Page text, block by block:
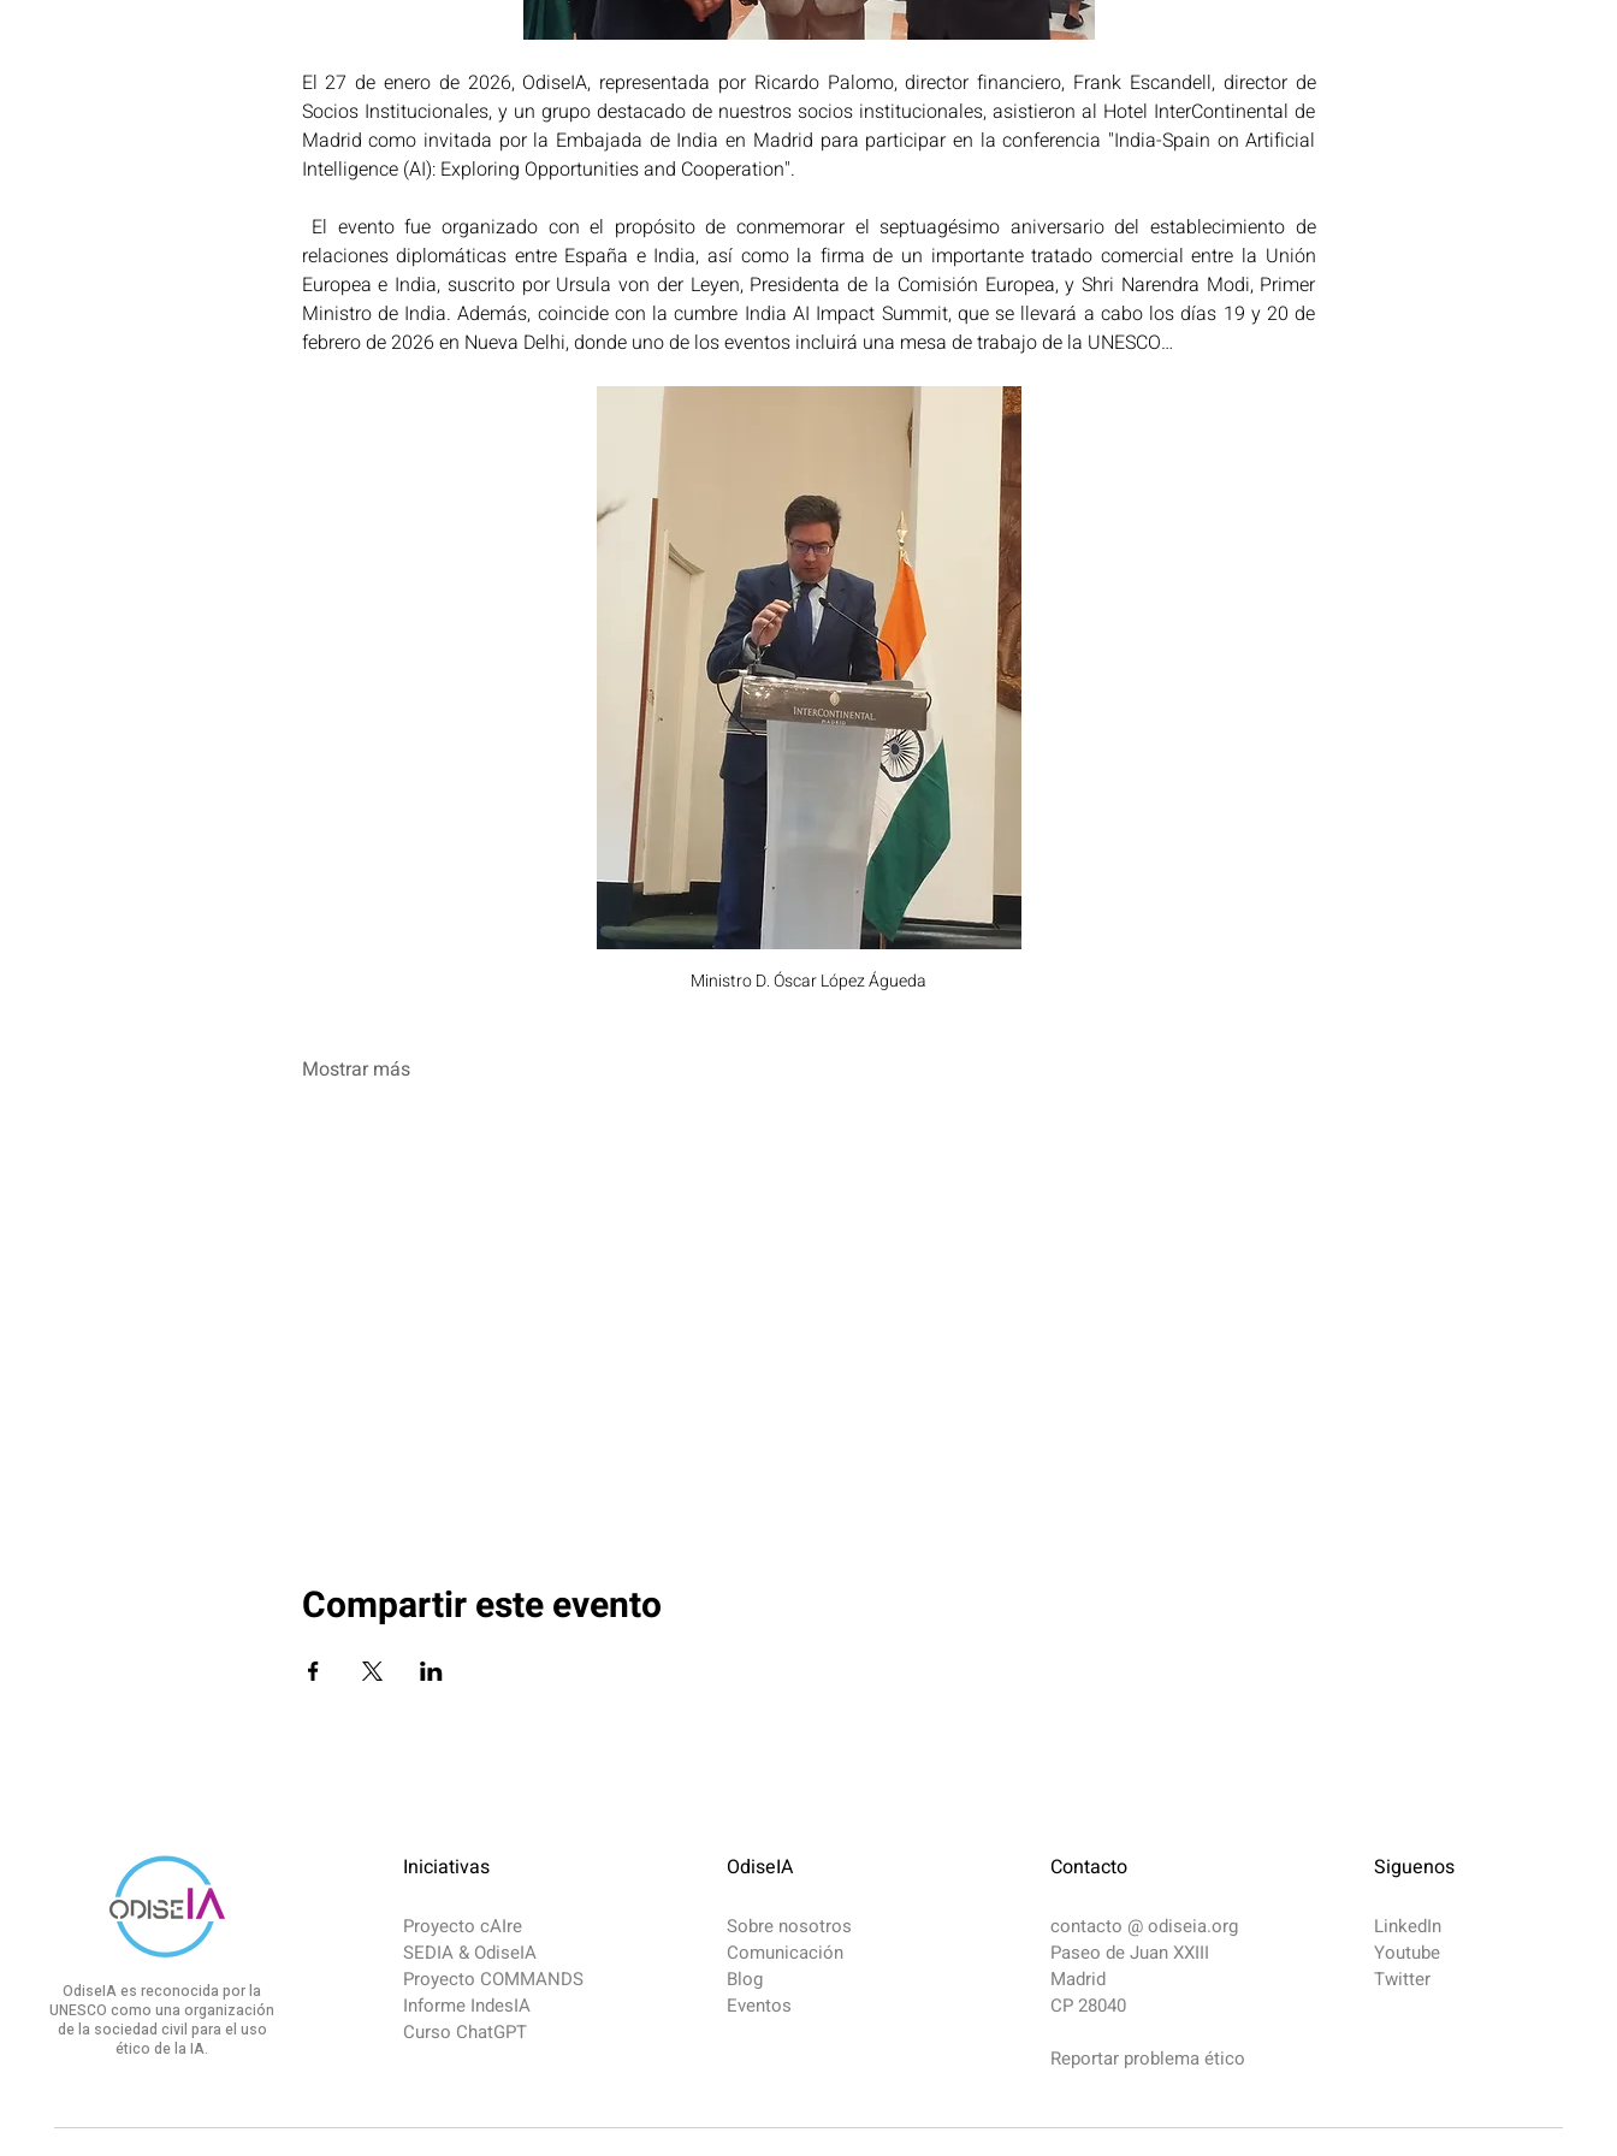
El 27 de enero de 2026, OdiseIA, representada por Ricardo Palomo, director financiero, Frank Escandell, director de
Socios Institucionales, y un grupo destacado de nuestros socios institucionales, asistieron al Hotel InterContinental de
Madrid como invitada por la Embajada de India en Madrid para participar en la conferencia "India-Spain on Artificial
Intelligence (AI): Exploring Opportunities and Cooperation".
El evento fue organizado con el propósito de conmemorar el septuagésimo aniversario del establecimiento de
relaciones diplomáticas entre España e India, así como la firma de un importante tratado comercial entre la Unión
Europea e India, suscrito por Ursula von der Leyen, Presidenta de la Comisión Europea, y Shri Narendra Modi, Primer
Ministro de India. Además, coincide con la cumbre India AI Impact Summit, que se llevará a cabo los días 19 y 20 de
febrero de 2026 en Nueva Delhi, donde uno de los eventos incluirá una mesa de trabajo de la UNESCO…
Ministro D. Óscar López Águeda
Mostrar más
Compartir este evento
OdiseIA es reconocida por la
UNESCO como una organización
de la sociedad civil para el uso
ético de la IA.
Iniciativas
Proyecto cAIre
SEDIA & OdiseIA
Proyecto COMMANDS
Informe IndesIA
Curso ChatGPT
OdiseIA
Sobre nosotros
Comunicación
Blog
Eventos
Contacto
contacto @odiseia.org
Paseo de Juan XXIII
Madrid
CP 28040
Reportar problema ético​
Siguenos
LinkedIn
Youtube
Twitter